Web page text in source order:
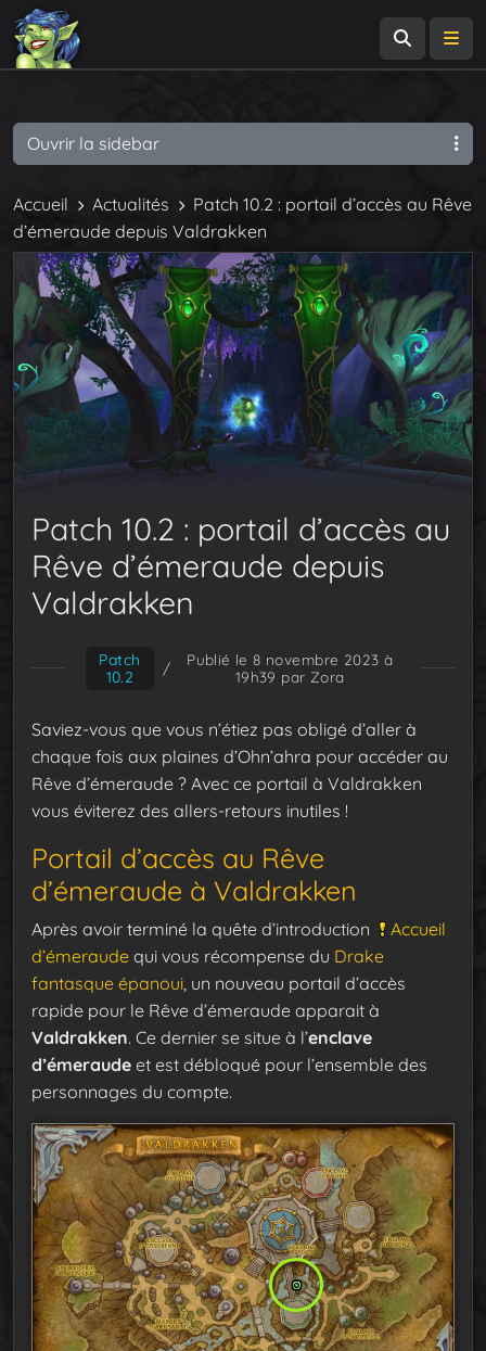
Accueil Actualités
Patch 10.2 : portail d’accès au Rêve
d’émeraude depuis Valdrakken
Patch 10.2 : portail d’accès au
Rêve d’émeraude depuis
Valdrakken
Patch
10.2
/
Publié le 8 novembre 2023 à
19h39 par Zora
Saviez-vous que vous n’étiez pas obligé d’aller à
chaque fois aux plaines d’Ohn’ahra pour accéder au
Rêve d’émeraude ? Avec ce portail à Valdrakken
vous éviterez des allers-retours inutiles !
Portail d’accès au Rêve
d’émeraude à Valdrakken
Après avoir terminé la quête d’introduction
Accueil
d’émeraude qui vous récompense du Drake
fantasque épanoui , un nouveau portail d’accès
rapide pour le Rêve d’émeraude apparait à
Valdrakken. Ce dernier se situe à l’enclave
d’émeraude et est débloqué pour l’ensemble des
personnages du compte.
Ouvrir la sidebar